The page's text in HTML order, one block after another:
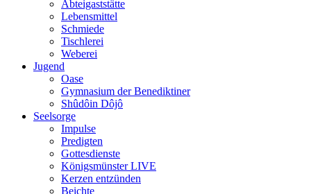
Abteigaststätte
Lebensmittel
Schmiede
Tischlerei
Weberei
Jugend
Oase
Gymnasium der Benediktiner
Shûdôin Dôjô
Seelsorge
Impulse
Predigten
Gottesdienste
Königsmünster LIVE
Kerzen entzünden
Beichte